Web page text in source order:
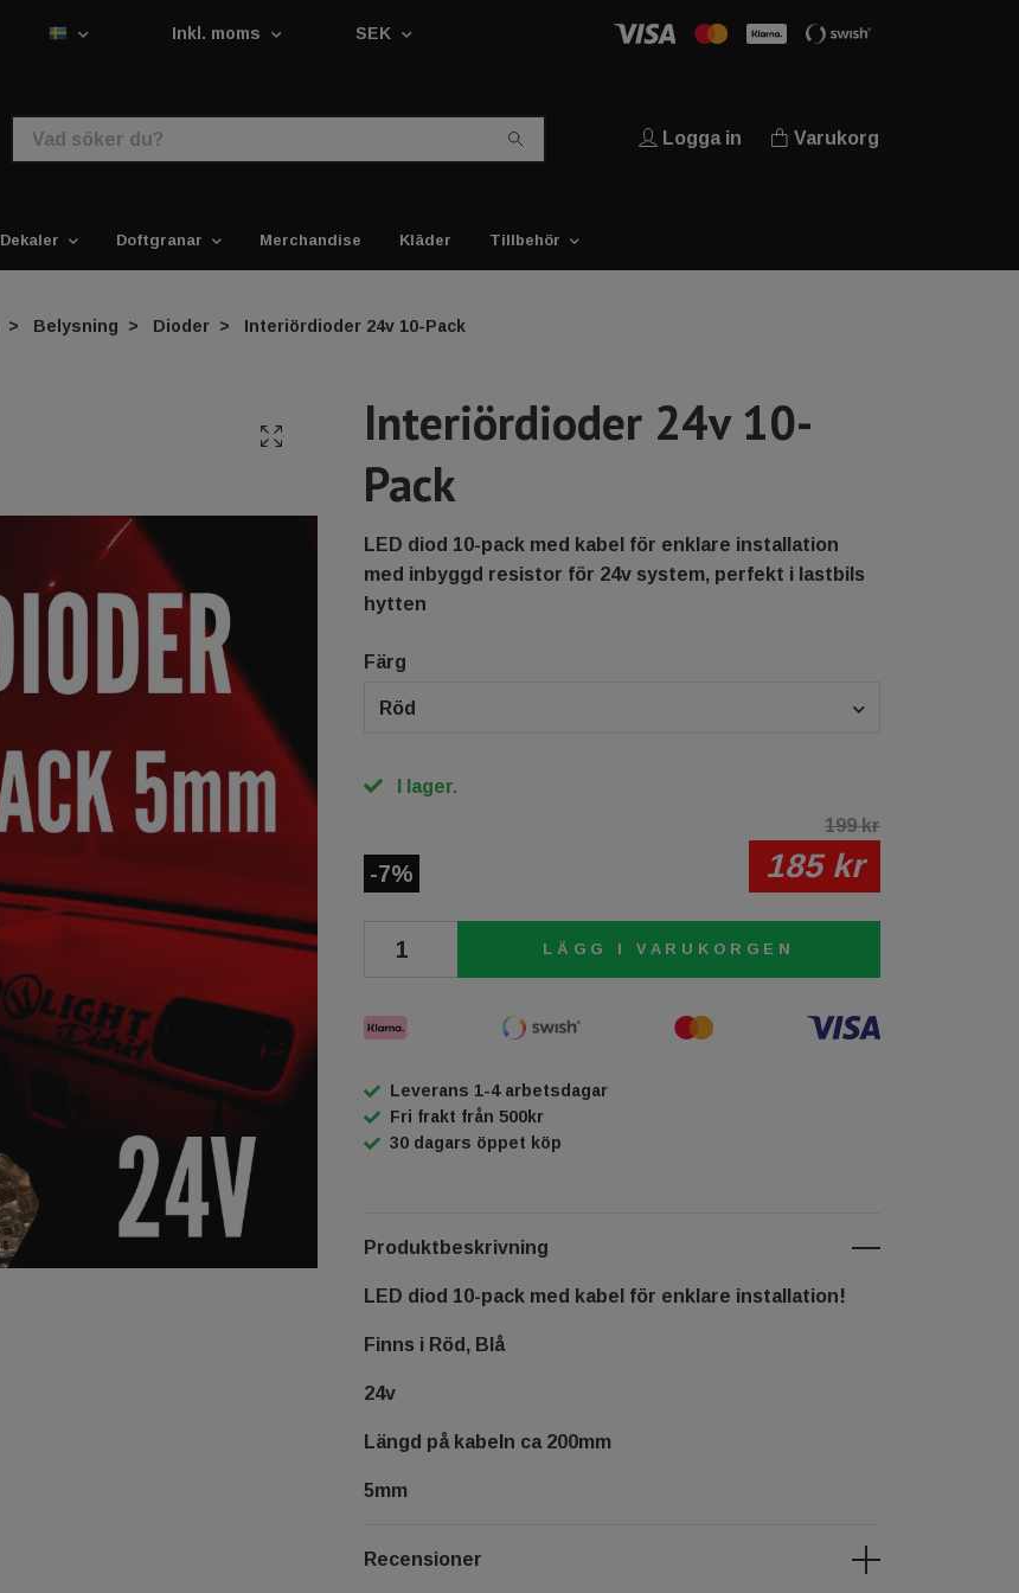
Inkl. moms SEK
Logga in Varukorg
Dekaler Doftgranar Merchandise Kläder Tillbehör
Belysning Dioder Interiördioder 24v 10-Pack
Interiördioder 24v 10-
Pack
LED diod 10-pack med kabel för enklare installation
med inbyggd resistor för 24v system, perfekt i lastbils
hytten
Färg
Röd
I lager.
-7%
199 kr
185 kr
LÄGG I VARUKORGEN
Leverans 1-4 arbetsdagar
Fri frakt från 500kr
30 dagars öppet köp
Produktbeskrivning
LED diod 10-pack med kabel för enklare installation!
Finns i Röd, Blå
24v
Längd på kabeln ca 200mm
5mm
Recensioner